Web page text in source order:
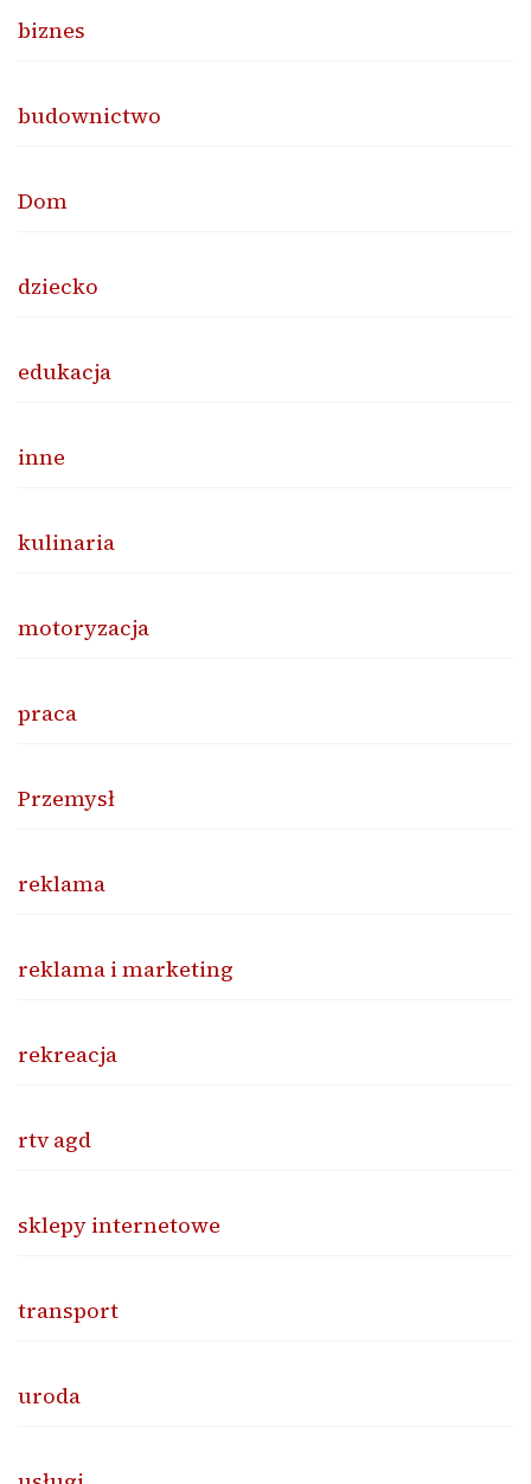
biznes
budownictwo
Dom
dziecko
edukacja
inne
kulinaria
motoryzacja
praca
Przemysł
reklama
reklama i marketing
rekreacja
rtv agd
sklepy internetowe
transport
uroda